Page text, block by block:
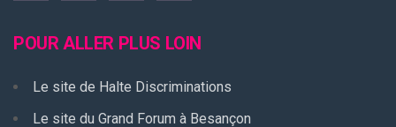
POUR ALLER PLUS LOIN
Le site de Halte Discriminations
Le site du Grand Forum à Besançon